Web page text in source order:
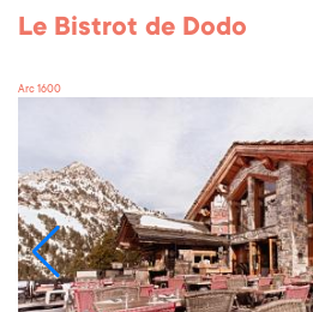
Le Bistrot de Dodo
Arc 1600